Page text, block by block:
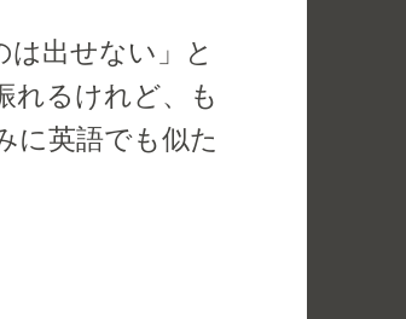
出せない」と
れるけれど、も
に英語でも似た